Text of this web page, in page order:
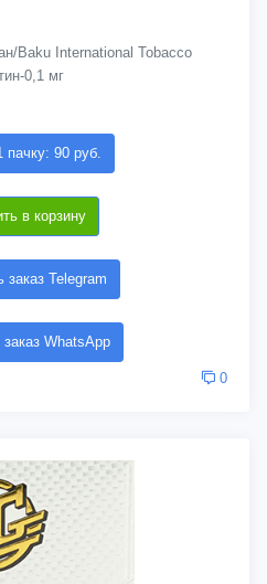
Baku International Tobacco
0,1 мг
пачку: 90 руб.
в корзину
Telegram
WhatsApp
0